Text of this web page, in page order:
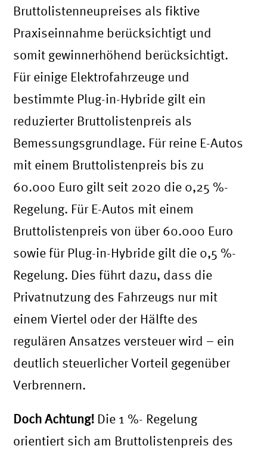
Bruttolistenneupreises als fiktive
Praxiseinnahme berücksichtigt und
somit gewinnerhöhend berücksichtigt.
Für einige Elektrofahrzeuge und
bestimmte Plug-in-Hybride gilt ein
reduzierter Bruttolistenpreis als
Bemessungsgrundlage. Für reine E-Autos
mit einem Bruttolistenpreis bis zu
60.000 Euro gilt seit 2020 die 0,25 %-
Regelung. Für E-Autos mit einem
Bruttolistenpreis von über 60.000 Euro
sowie für Plug-in-Hybride gilt die 0,5 %-
Regelung. Dies führt dazu, dass die
Privatnutzung des Fahrzeugs nur mit
einem Viertel oder der Hälfte des
regulären Ansatzes versteuer wird – ein
deutlich steuerlicher Vorteil gegenüber
Verbrennern.
Doch Achtung! Die 1 %- Regelung
orientiert sich am Bruttolistenpreis des